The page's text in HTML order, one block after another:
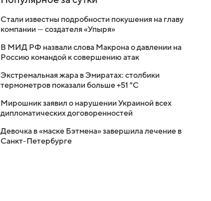
Стали известны подробности покушения на главу
компании — создателя «Упыря»
В МИД РФ назвали слова Макрона о давлении на
Россию командой к совершению атак
Экстремальная жара в Эмиратах: столбики
термометров показали больше +51 °C
Мирошник заявил о нарушении Украиной всех
дипломатических договоренностей
Девочка в «маске Бэтмена» завершила лечение в
Санкт-Петербурге